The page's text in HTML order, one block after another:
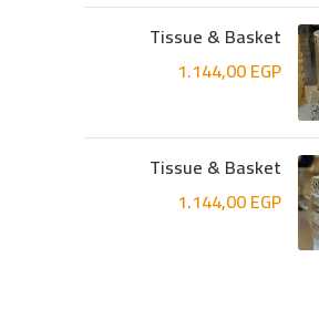
Tissue & Basket
1.144,00EGP
Tissue & Basket
1.144,00EGP